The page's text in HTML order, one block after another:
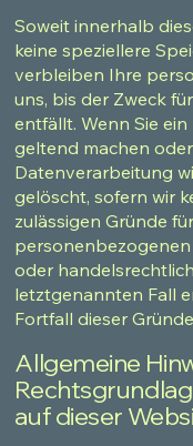
Allgemeine
auf dieser
Soweit innerhalb
keine speziellere
verbleiben Ihre
uns, bis der Zweck
entfällt. Wenn Sie
geltend machen
Datenverarbeitung
gelöscht, sofern wir
zulässigen Gründe
oder
letztgenannten Fall
Fortfall dieser